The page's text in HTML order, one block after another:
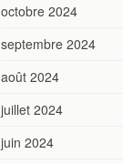
octobre 2024
septembre 2024
août 2024
juillet 2024
juin 2024